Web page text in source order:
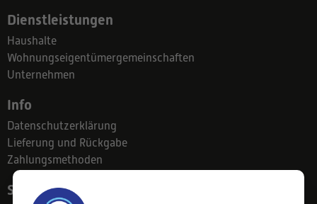
Dienstleistungen
Haushalte
Wohnungseigentümergemeinschaften
Unternehmen
Info
Datenschutzerklärung
Lieferung und Rückgabe
Zahlungsmethoden
Suodatinkeskus